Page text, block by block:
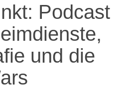
Podcast
und die